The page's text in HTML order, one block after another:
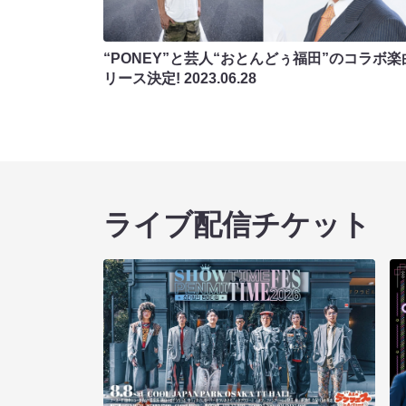
“PONEY”と芸人“おとんどぅ福田”のコラボ楽
リース決定! 2023.06.28
ライブ配信チケット